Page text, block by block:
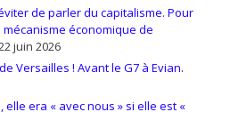
de parler du capitalisme. Pour
économique de
juin 2026
Versailles ! Avant le G7 à Evian.
elle era « avec nous » si elle est «